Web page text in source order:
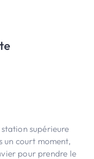
supérieure
un court moment,
pour prendre le